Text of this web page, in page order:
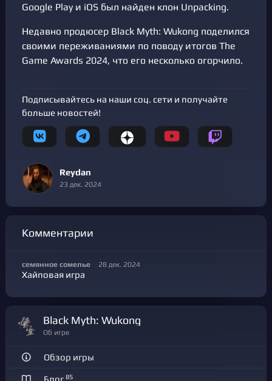
Google Play и iOS был найден клон Unpacking.
Недавно продюсер Black Myth: Wukong поделился
своими переживаниями по поводу итогов The
Game Awards 2024, что его несколько огорчило.
Подписывайтесь на наши соц. сети и получайте
больше новостей!
Reydan
23 дек. 2024
Комментарии
семянное сомелье 28 дек. 2024
Хайповая игра
Black Myth: Wukong
Об игре
Обзор игры
85